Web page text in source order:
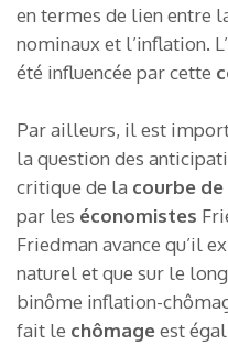
en termes de lien entre
nominaux et l’inflation.
été influencée par cette
Par ailleurs, il est
la question des
critique de la courbe
par les économistes
Friedman avance qu’il
naturel et que sur le
binôme inflation-
fait le chômageest